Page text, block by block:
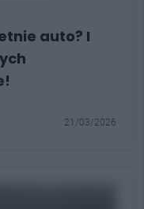
auto? I
21/03/2026